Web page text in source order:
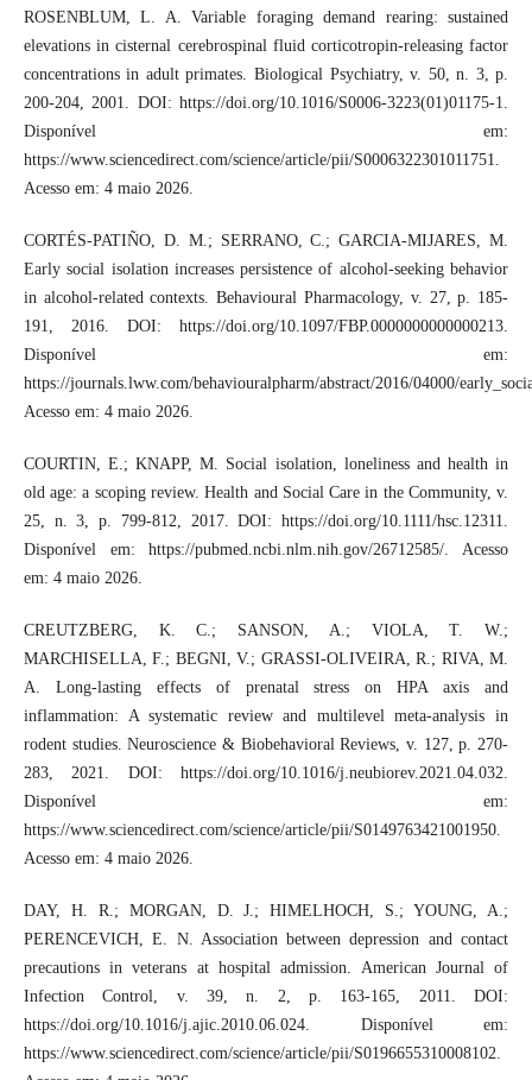
ROSENBLUM, L. A. Variable foraging demand rearing: sustained
elevations in cisternal cerebrospinal fluid corticotropin-releasing factor
concentrations in adult primates. Biological Psychiatry, v. 50, n. 3, p.
200-204, 2001. DOI: https://doi.org/10.1016/S0006-3223(01)01175-1.
Disponível em:
https://www.sciencedirect.com/science/article/pii/S0006322301011751.
Acesso em: 4 maio 2026.
CORTÉS-PATIÑO, D. M.; SERRANO, C.; GARCIA-MIJARES, M.
Early social isolation increases persistence of alcohol-seeking behavior
in alcohol-related contexts. Behavioural Pharmacology, v. 27, p. 185-
191, 2016. DOI: https://doi.org/10.1097/FBP.0000000000000213.
Disponível em:
https://journals.lww.com/behaviouralpharm/abstract/2016/04000/
Acesso em: 4 maio 2026.
COURTIN, E.; KNAPP, M. Social isolation, loneliness and health in
old age: a scoping review. Health and Social Care in the Community, v.
25, n. 3, p. 799-812, 2017. DOI: https://doi.org/10.1111/hsc.12311.
Disponível em: https://pubmed.ncbi.nlm.nih.gov/26712585/. Acesso
em: 4 maio 2026.
CREUTZBERG, K. C.; SANSON, A.; VIOLA, T. W.;
MARCHISELLA, F.; BEGNI, V.; GRASSI-OLIVEIRA, R.; RIVA, M.
A. Long-lasting effects of prenatal stress on HPA axis and
inflammation: A systematic review and multilevel meta-analysis in
rodent studies. Neuroscience & Biobehavioral Reviews, v. 127, p. 270-
283, 2021. DOI: https://doi.org/10.1016/j.neubiorev.2021.04.032.
Disponível em:
https://www.sciencedirect.com/science/article/pii/S0149763421001950.
Acesso em: 4 maio 2026.
DAY, H. R.; MORGAN, D. J.; HIMELHOCH, S.; YOUNG, A.;
PERENCEVICH, E. N. Association between depression and contact
precautions in veterans at hospital admission. American Journal of
Infection Control, v. 39, n. 2, p. 163-165, 2011. DOI:
https://doi.org/10.1016/j.ajic.2010.06.024. Disponível em:
https://www.sciencedirect.com/science/article/pii/S0196655310008102.